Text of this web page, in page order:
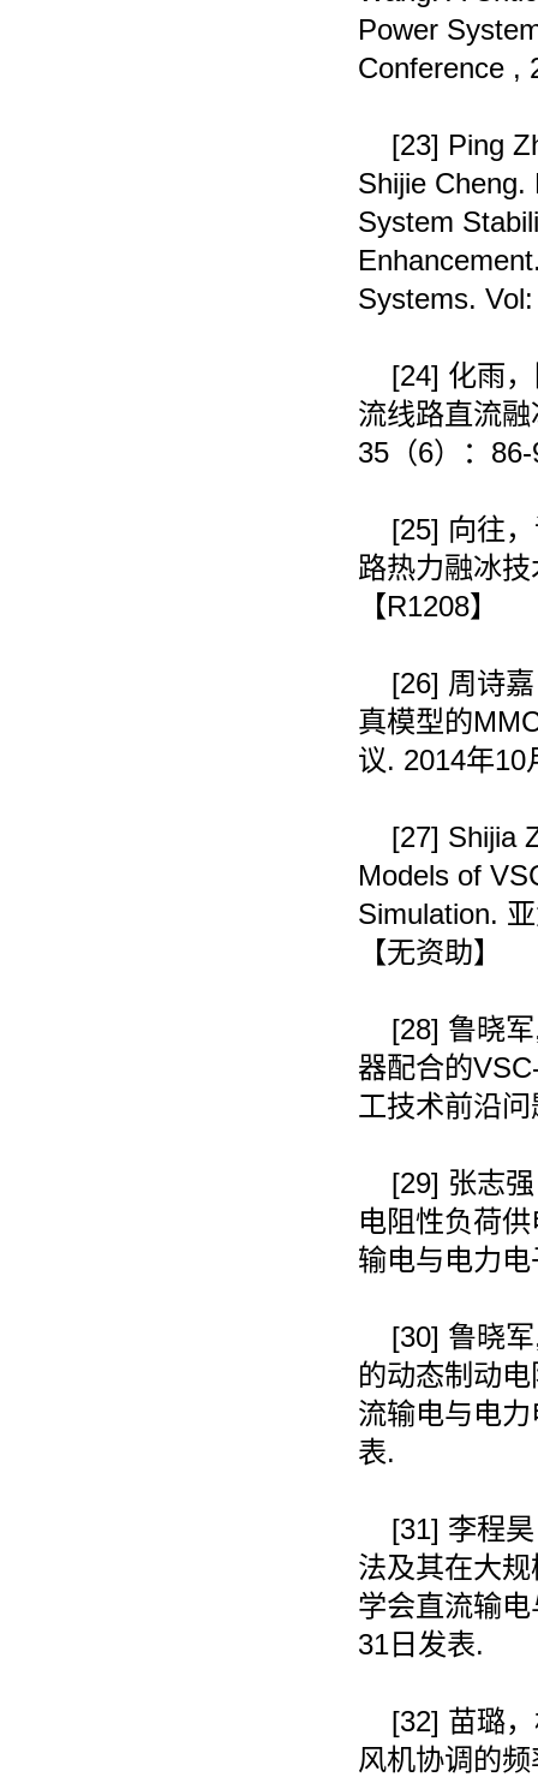
Power
Conference ,
[23] Ping
Shijie Cheng.
System
Systems.
[24] 化雨
流线路直流
35 （6）：
[25] 向往
路热力融冰
【R1208】
[26] 周诗
真模型的
议. 2014年10
[27] Shijia
Models of
Simulation.
【无资助】
[28] 鲁晓军
器配合的
工技术前沿
[29] 张志
电阻性负荷
输电与电力
[30] 鲁晓军
的动态制动
流输电与电
表.
[31] 李程
法及其在大
学会直流输
31 日发表.
[32] 苗璐
风机协调的